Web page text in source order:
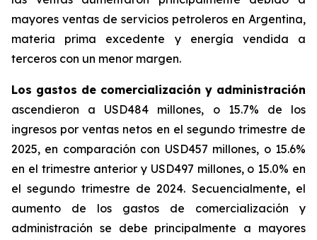
mayores ventas de servicios petroleros en Argentina,
materia prima excedente y energía vendida a
terceros con un menor margen.
Los gastos de comercialización y administración
ascendieron a USD484 millones, o 15.7% de los
ingresos por ventas netos en el segundo trimestre de
2025, en comparación con USD457 millones, o 15.6%
en el trimestre anterior y USD497 millones, o 15.0% en
el segundo trimestre de 2024. Secuencialmente, el
aumento de los gastos de comercialización y
administración se debe principalmente a mayores